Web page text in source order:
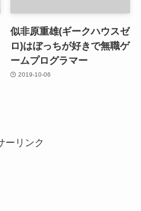
似非原重雄(ギークハウスゼ
ロ)はぼっちが好きで無職ゲ
ームプログラマー
2019-10-06
ーリンク